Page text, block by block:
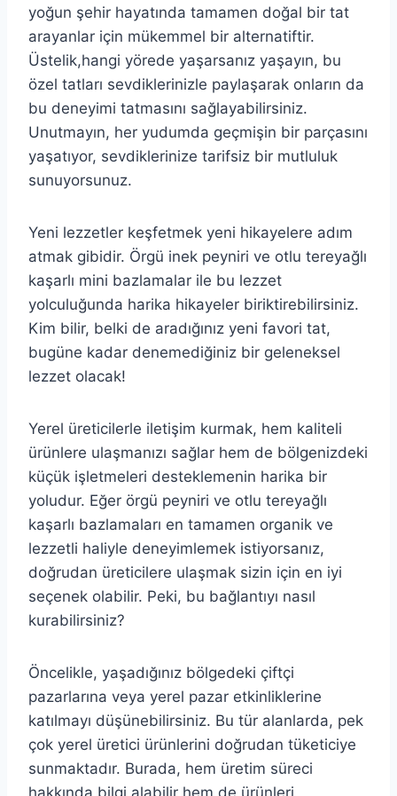
yoğun şehir hayatında tamamen doğal bir tat
arayanlar için mükemmel bir alternatiftir.
Üstelik,hangi yörede yaşarsanız yaşayın, bu
özel tatları sevdiklerinizle paylaşarak onların da
bu deneyimi tatmasını sağlayabilirsiniz.
Unutmayın, her yudumda geçmişin bir parçasını
yaşatıyor, sevdiklerinize tarifsiz bir mutluluk
sunuyorsunuz.
Yeni lezzetler keşfetmek yeni hikayelere adım
atmak gibidir. Örgü inek peyniri ve otlu tereyağlı
kaşarlı mini bazlamalar ile bu lezzet
yolculuğunda harika hikayeler biriktirebilirsiniz.
Kim bilir, belki de aradığınız yeni favori tat,
bugüne kadar denemediğiniz bir geleneksel
lezzet olacak!
Yerel üreticilerle iletişim kurmak, hem kaliteli
ürünlere ulaşmanızı sağlar hem de bölgenizdeki
küçük işletmeleri desteklemenin harika bir
yoludur. Eğer örgü peyniri ve otlu tereyağlı
kaşarlı bazlamaları en tamamen organik ve
lezzetli haliyle deneyimlemek istiyorsanız,
doğrudan üreticilere ulaşmak sizin için en iyi
seçenek olabilir. Peki, bu bağlantıyı nasıl
kurabilirsiniz?
Öncelikle, yaşadığınız bölgedeki çiftçi
pazarlarına veya yerel pazar etkinliklerine
katılmayı düşünebilirsiniz. Bu tür alanlarda, pek
çok yerel üretici ürünlerini doğrudan tüketiciye
sunmaktadır. Burada, hem üretim süreci
hakkında bilgi alabilir hem de ürünleri